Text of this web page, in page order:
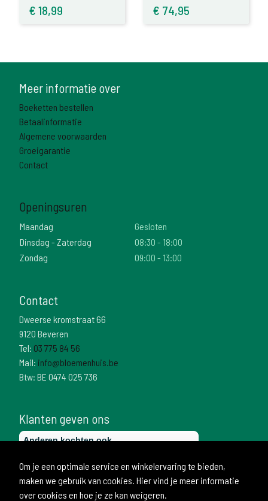
€ 18,99 € 74,95
Meer informatie over
Boeketten bestellen
Betaalinformatie
Algemene voorwaarden
Groeigarantie
Contact
Openingsuren
Maandag
Gesloten
Dinsdag - Zaterdag
08:30 - 18:00
Zondag
09:00 - 13:00
Contact
Dweerse kromstraat 66
9120 Beveren
Tel: 03 775 84 56
Mail: info@bloemenhuis.be
Btw: BE 0474 025 736
Klanten geven ons
Om je een optimale service en winkelervaring te bieden,
maken we gebruik van cookies. Hier vind je meer informatie
over cookies en hoe je ze kan weigeren.